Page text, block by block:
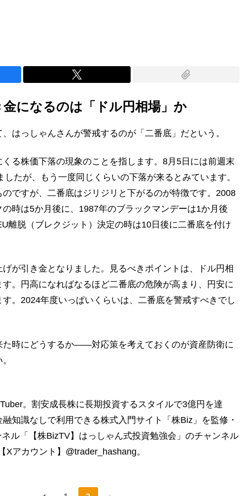
になるのは「ドル円相場」か
はっしゃんさんが警戒するのが「二番底」だという。
くる株価下落の現象のことを指します。8月5日には前週末
したが、もう一度同じくらいの下落が来るとみています。
ですが、二番底はジリジリと下がるのが特徴です。2008
時は5か月後に、1987年のブラックマンデーは1か月後
離脱（ブレクジット）決定の時は10日後に二番底を付け
が引き金となりました。見るべきポイントは、ドル円相
。円高になればなるほど二番底の危険が高まり、円安に
。2024年度いっぱいくらいは、二番底を警戒すべきでし
時にどうするか――対応策を考えておくのが資産防衛に
。割安成長株に長期投資するスタイルで3億円を達
知識なしで利用できる株式入門サイト「株Biz」を監修・
ネル「【株BizTV】はっしゃん式投資勉強会」のチャンネル
Xアカウント】@trader_hashang。